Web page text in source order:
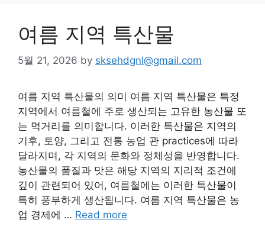
여름 지역 특산물
5월 21, 2026 by sksehdgnl@gmail.com
여름 지역 특산물의 의미 여름 지역 특산물은 특정
지역에서 여름철에 주로 생산되는 고유한 농산물 또
는 먹거리를 의미합니다. 이러한 특산물은 지역의
기후, 토양, 그리고 전통 농업 관 practices에 따라
달라지며, 각 지역의 문화와 정체성을 반영합니다.
농산물의 품질과 맛은 해당 지역의 지리적 조건에
깊이 관련되어 있어, 여름철에는 이러한 특산물이
특히 풍부하게 생산됩니다. 여름 지역 특산물은 농
업 경제에 … Read more